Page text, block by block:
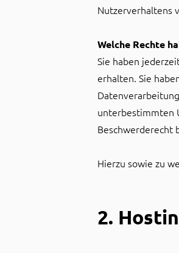
Nutzerverhaltens
Welche Rechte
Sie haben
erhalten. Sie
unterbestimmten
Beschwerderecht
Hierzu sowie zu
2.